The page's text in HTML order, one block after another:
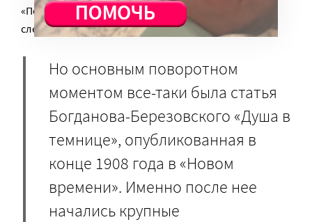
«Психологические наблюдения над глухонемыми
слепцами».
Но основным поворотном
моментом все-таки была статья
Богданова-Березовского «Душа в
темнице», опубликованная в
конце 1908 года в «Новом
времени». Именно после нее
начались крупные